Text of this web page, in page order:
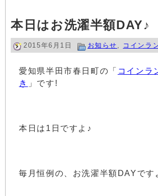
本日はお洗濯半額DAY♪
2015年6月1日 お知らせ , コインラ
愛知県半田市春日町の「 コインラ
き
」です!
本日は1日ですよ♪
毎月恒例の、お洗濯半額DAYです